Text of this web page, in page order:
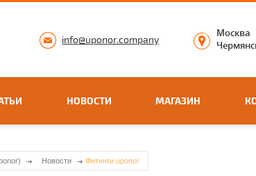
info@uponor.company
Москва
НОВОСТИ МАГАЗИН
Новости Фитинги uponor